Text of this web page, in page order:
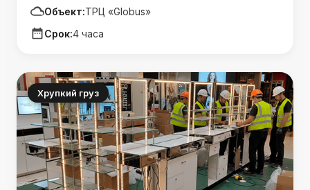
Объект:ТРЦ «Globus»
Срок:4 часа
Хрупкий груз